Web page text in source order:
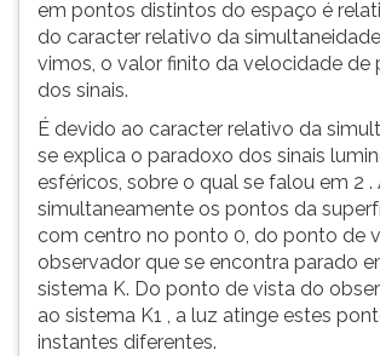
em pontos distintos do espaço é
do caracter relativo da
vimos, o valor finito da velocidade de
dos sinais.
É devido ao caracter relativo da
se explica o paradoxo dos sinais
esféricos, sobre o qual se falou em 2 .
simultaneamente os pontos da
com centro no ponto 0, do ponto de
observador que se encontra parado
sistema K. Do ponto de vista do
ao sistema K1 , a luz atinge estes
instantes diferentes.